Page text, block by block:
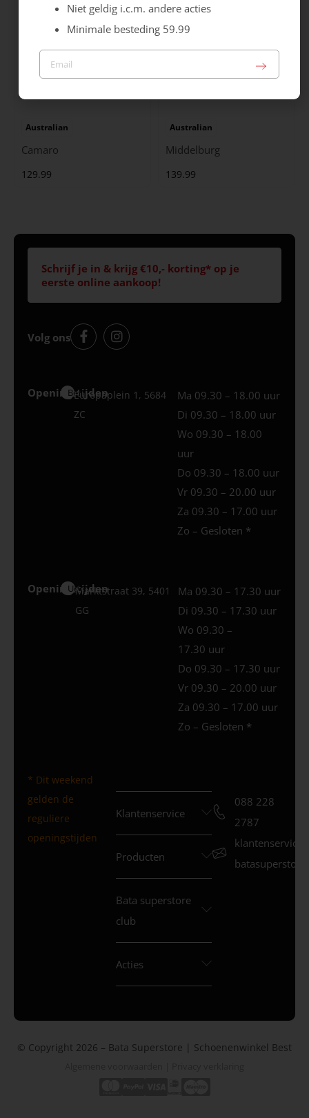
Australian
Camaro
129.99
Australian
Middelburg
139.99
Schrijf je in & krijg €10,- korting* op je
eerste online aankoop!
Volg ons
Openingstijden
Best
Europaplein 1, 5684
ZC
Ma 09.30 – 18.00 uur
Di 09.30 – 18.00 uur
Wo 09.30 – 18.00
uur
Do 09.30 – 18.00 uur
Vr 09.30 – 20.00 uur
Za 09.30 – 17.00 uur
Zo – Gesloten *
Openingstijden
Uden
Marktstraat 39, 5401
GG
Ma 09.30 – 17.30 uur
Di 09.30 – 17.30 uur
Wo 09.30 –
17.30 uur
Do 09.30 – 17.30 uur
Vr 09.30 – 20.00 uur
Za 09.30 – 17.00 uur
Zo – Gesloten *
* Dit weekend
gelden de
reguliere
openingstijden
Klantenservice
Producten
Bata superstore
club
Acties
088 228
2787
© Copyright 2026 – Bata Superstore | Schoenenwinkel Best
Niet geldig i.c.m. andere acties
Minimale besteding 59.99